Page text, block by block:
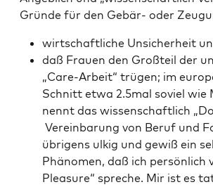
Grün­de für den Gebär- oder
wirt­schaft­li­che Unsi­cher­heit
daß Frau­en den Groß­teil der
„Care-Arbeit“ trü­gen; im
Schnitt etwa 2.5mal soviel wie
nennt das wis­sen­schaft­lich
Ver­ein­ba­rung von Beruf und
übri­gens ulkig und gewiß ein
Phä­no­men, daß ich per­sön­lich
Plea­su­re“ spre­che. Mir ist es